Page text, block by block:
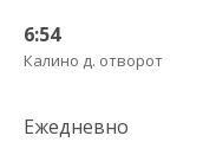
6:54
Калино д. отворот
Ежедневно